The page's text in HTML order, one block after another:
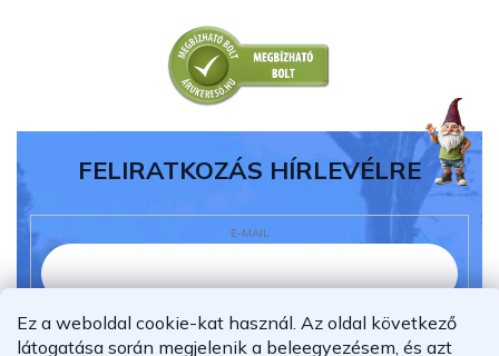
Ez a weboldal cookie-kat használ. Az oldal következő
látogatása során megjelenik a beleegyezésem, és azt
FELIRATKOZÁS HÍRLEVÉLRE
E-MAIL
Elolvastam és megértettem azadatvédelmi
nyilatkozatot.